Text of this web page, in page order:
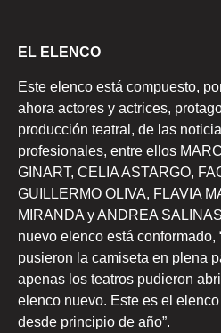
EL ELENCO
Este elenco está compuesto,
ahora actores y actrices,
producción teatral, de las
profesionales, entre ellos
GINART, CELIA ASTARGO,
GUILLERMO OLIVA, FLAVIA
MIRANDA y ANDREA
nuevo elenco está conformado,
pusieron la camiseta en plena
apenas los teatros pudieron
elenco nuevo. Este es el
desde principio de año”.